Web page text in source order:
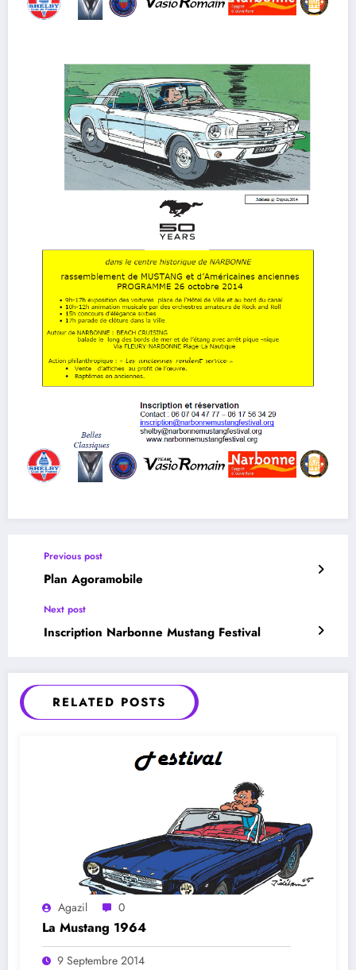
Previous post
Plan Agoramobile
Next post
Inscription Narbonne Mustang Festival
RELATED POSTS
Agazil 0
La Mustang 1964
9 Septembre 2014